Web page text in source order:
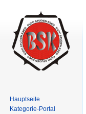
Hauptseite
Kategorie-Portal